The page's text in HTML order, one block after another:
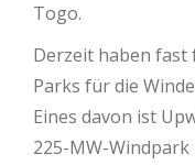
Togo.
Derzeit haben fast
Parks für die
Eines davon ist
225-MW-